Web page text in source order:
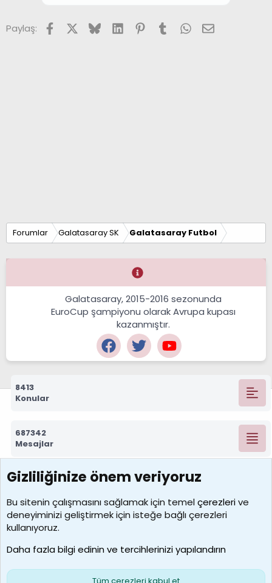
Paylaş: FacebookX (Twitter)
BlueskyLinkedInPinterest
TumblrWhatsApp
E-posta
Forumlar Galatasaray SK Galatasaray Futbol
Galatasaray, 2015-2016 sezonunda
EuroCup şampiyonu olarak Avrupa kupası
kazanmıştır.
8413
Konular
687342
Mesajlar
7390
Kullanıcılar
MosesBrownHayranı
Son üye
Çerezler
Gizliliğinize önem veriyoruz
Bu sitenin çalışmasını sağlamak için temelçerezlerive
deneyiminizi geliştirmek için isteğe bağlı çerezleri
kullanıyoruz.
Daha fazla bilgi edinin ve tercihlerinizi yapılandırın
Tüm çerezleri kabul et